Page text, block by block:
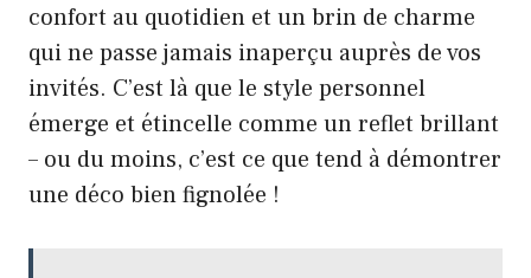
confort au quotidien et un brin de charme
qui ne passe jamais inaperçu auprès de vos
invités. C’est là que le style personnel
émerge et étincelle comme un reflet brillant
– ou du moins, c’est ce que tend à démontrer
une déco bien fignolée !